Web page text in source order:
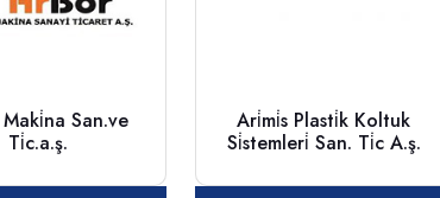
San.ve
Ti̇c.a.ş.
Ari̇mi̇s Plasti̇k Koltuk
Si̇stemleri̇ San. Ti̇c A.ş.